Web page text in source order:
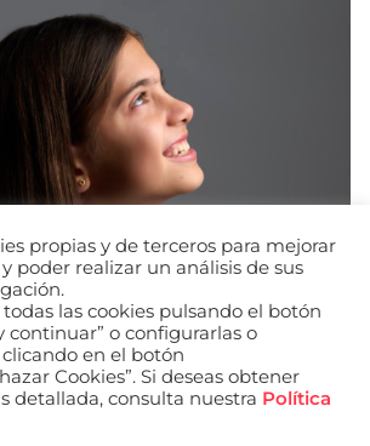
de Facebook
URL de Instagram
URL de Linkedin
propias y de terceros para mejorar
poder realizar un análisis de sus
las cookies pulsando el botón
continuar” o configurarlas o
en el botón
Cookies”. Si deseas obtener
detallada, consulta nuestra Política